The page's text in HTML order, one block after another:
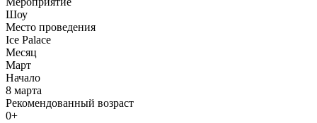
Шоу
Место проведения
Ice Palace
Месяц
Март
Начало
8 марта
Рекомендованный возраст
0+